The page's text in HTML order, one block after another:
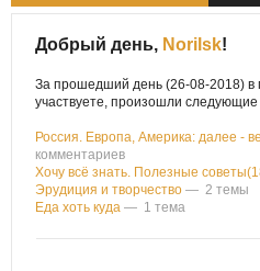
Добрый день, Norilsk!
За прошедший день (26-08-2018) в
участвуете, произошли
Россия. Европа, Америка: далее -
комментариев
Хочу всё знать. Полезные
Эрудиция и творчество — 2 темы
Еда хоть куда — 1 тема